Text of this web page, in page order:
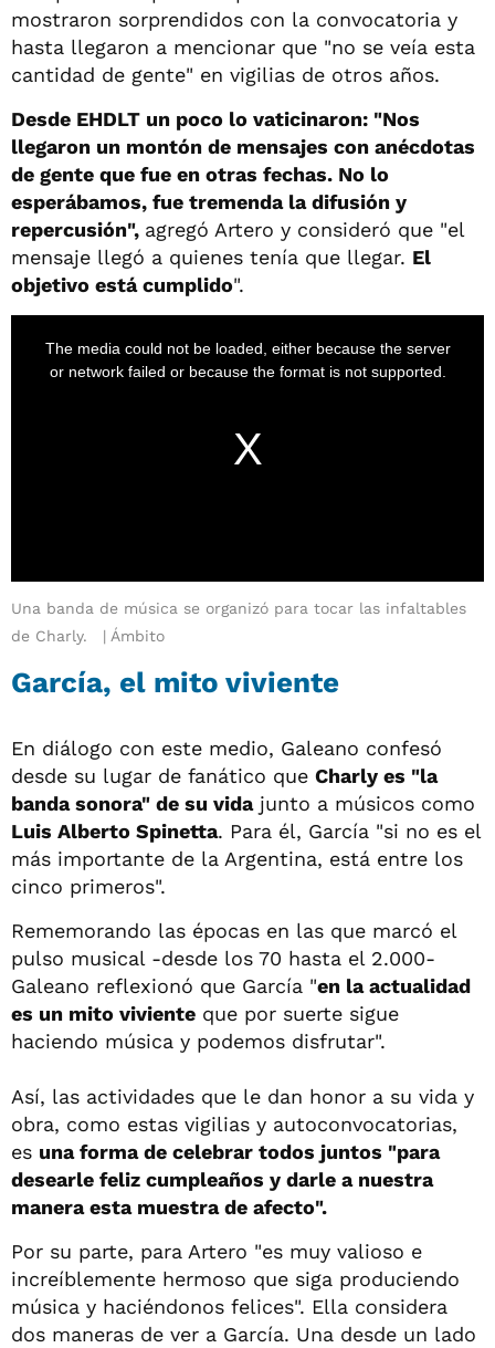
mostraron sorprendidos con la convocatoria y
hasta llegaron a mencionar que "no se veía esta
cantidad de gente" en vigilias de otros años.
Desde EHDLT un poco lo vaticinaron: "Nos
llegaron un montón de mensajes con anécdotas
de gente que fue en otras fechas. No lo
esperábamos, fue tremenda la difusión y
repercusión", agregó Artero y consideró que "el
mensaje llegó a quienes tenía que llegar. El
objetivo está cumplido".
Una banda de música se organizó para tocar las infaltables
de Charly.
Ámbito
García, el mito viviente
En diálogo con este medio, Galeano confesó
desde su lugar de fanático que Charly es "la
banda sonora" de su vidajunto a músicos como
Luis Alberto Spinetta. Para él, García "si no es el
más importante de la Argentina, está entre los
cinco primeros".
Rememorando las épocas en las que marcó el
pulso musical -desde los 70 hasta el 2.000-
Galeano reflexionó que García "en la actualidad
es un mito viviente que por suerte sigue
haciendo música y podemos disfrutar".
Así, las actividades que le dan honor a su vida y
obra, como estas vigilias y autoconvocatorias,
es una forma de celebrar todos juntos "para
desearle feliz cumpleaños y darle a nuestra
manera esta muestra de afecto".
Por su parte, para Artero "es muy valioso e
increíblemente hermoso que siga produciendo
música y haciéndonos felices". Ella considera
dos maneras de ver a García. Una desde un lado